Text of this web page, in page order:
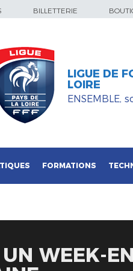
BILLETTERIE
LIGUE DE
LOIRE
ENSEMBLE,
FORMATIONS
WEEK-